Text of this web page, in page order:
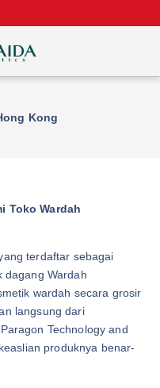
Kong
Toko Wardah
terdaftar sebagai
dagang Wardah
wardah secara grosir
langsung dari
Technology and
produknya benar-